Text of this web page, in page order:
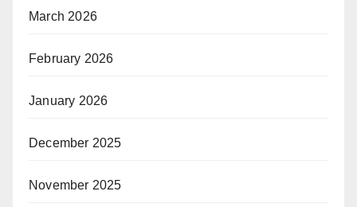
March 2026
February 2026
January 2026
December 2025
November 2025